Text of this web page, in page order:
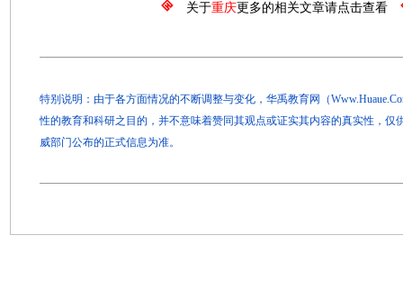
关于重庆更多的相关文章请点击查看
特别说明：由于各方面情况的不断调整与变化，华禹教育网（
性的教育和科研之目的，并不意味着赞同其观点或证实其内容的真实性，仅
威部门公布的正式信息为准。